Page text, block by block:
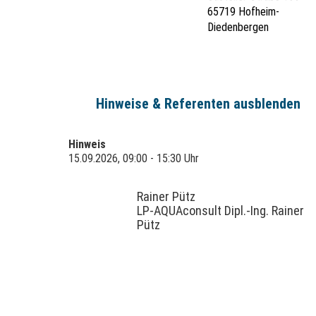
65719 Hofheim-
Diedenbergen
Hinweise & Referenten ausblenden
Hinweis
15.09.2026, 09:00 - 15:30 Uhr
Rainer Pütz
LP-AQUAconsult Dipl.-Ing. Rainer
Pütz